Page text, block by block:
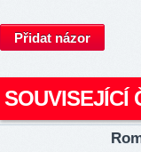
Přidat názor
SOUVISEJÍCÍ